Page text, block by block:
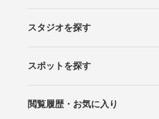
スタジオを探す
エリアから探す
こだわりから探す
NEW PHOTO STYLE
プランから探す
フォトタイプ診断
フォトグラファーから探す
国内リゾートから探す
スポットを探す
ロケーションから探す
スタジオから探す
閲覧履歴・お気に入り